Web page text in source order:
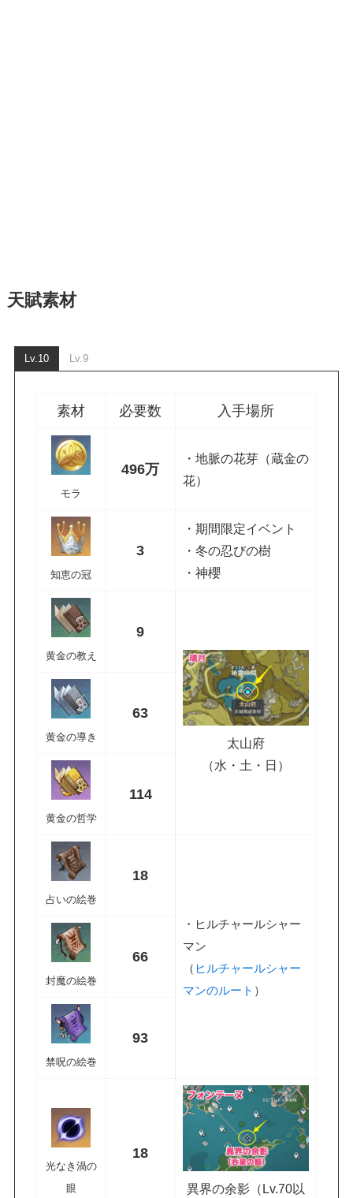
天賦素材
Lv.10 Lv.9
素材 必要数 入手場所
モラ
496万
・地脈の花芽（蔵金の
花）
知恵の冠
3
・期間限定イベント
・冬の忍びの樹
・神櫻
黄金の教え
9
太山府
（水・土・日）
黄金の導き
63
黄金の哲学
114
占いの絵巻
18
・ヒルチャールシャー
マン
（ ヒルチャールシャー
マンのルート ）
封魔の絵巻
66
禁呪の絵巻
93
光なき渦の
眼
18
異界の余影（Lv.70以